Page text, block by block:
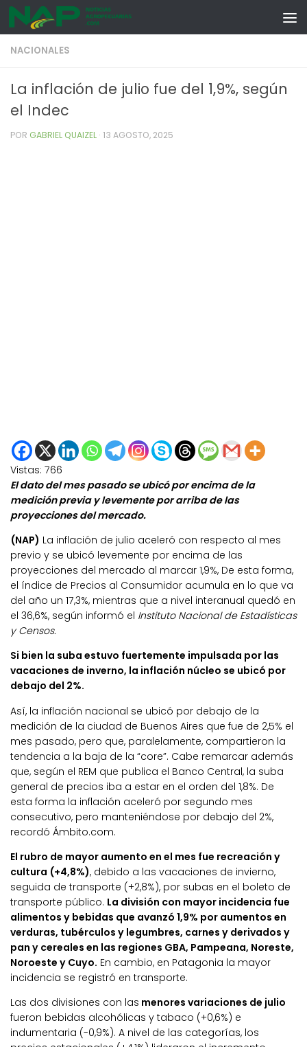
Skip to content
NACIONALES
La inflación de julio fue del 1,9%, según
el Indec
POR GABRIEL QUAIZEL · 13 AGOSTO, 2025
Vistas: 766
El dato del mes pasado se ubicó por encima de la
medición previa y levemente por arriba de las
proyecciones del mercado.
(NAP) La inflación de julio aceleró con respecto al mes
previo y se ubicó levemente por encima de las
proyecciones del mercado al marcar 1,9%, De esta forma,
el índice de Precios al Consumidor acumula en lo que va
del año un 17,3%, mientras que a nivel interanual quedó en
el 36,6%, según informó el Instituto Nacional de Estadísticas
y Censos.
Si bien la suba estuvo fuertemente impulsada por las
vacaciones de inverno, la inflación núcleo se ubicó por
debajo del 2%.
Así, la inflación nacional se ubicó por debajo de la
medición de la ciudad de Buenos Aires que fue de 2,5% el
mes pasado, pero que, paralelamente, compartieron la
tendencia a la baja de la “core”. Cabe remarcar además
que, según el REM que publica el Banco Central, la suba
general de precios iba a estar en el orden del 1,8%. De
esta forma la inflación aceleró por segundo mes
consecutivo, pero manteniéndose por debajo del 2%,
recordó Ámbito.com.
El rubro de mayor aumento en el mes fue recreación y
cultura (+4,8%), debido a las vacaciones de invierno,
seguida de transporte (+2,8%), por subas en el boleto de
transporte público. La división con mayor incidencia fue
alimentos y bebidas que avanzó 1,9% por aumentos en
verduras, tubérculos y legumbres, carnes y derivados y
pan y cereales en las regiones GBA, Pampeana, Noreste,
Noroeste y Cuyo. En cambio, en Patagonia la mayor
incidencia se registró en transporte.
Las dos divisiones con las menores variaciones de julio
fueron bebidas alcohólicas y tabaco (+0,6%) e
indumentaria (-0,9%). A nivel de las categorías, los